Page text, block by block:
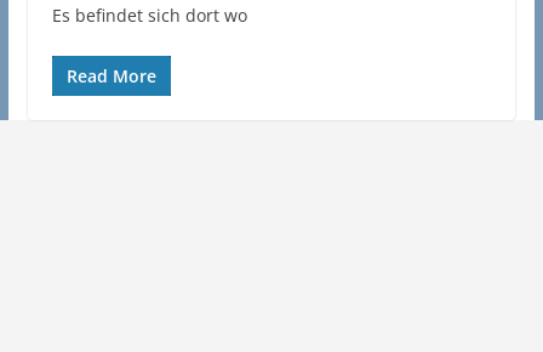
Es befindet sich dort wo
Read More